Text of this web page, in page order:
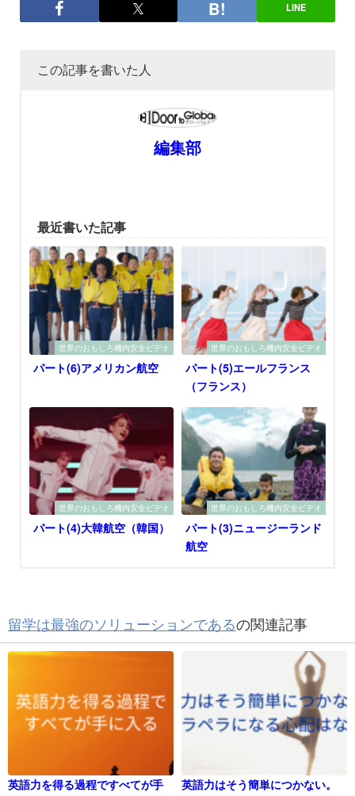
LINE
この記事を書いた人
編集部
最近書いた記事
世界のおもしろ機内安全ビデオ
パート(6)アメリカン航空
世界のおもしろ機内安全ビデオ
パート(5)エールフランス
（フランス）
世界のおもしろ機内安全ビデオ
パート(4)大韓航空（韓国）
世界のおもしろ機内安全ビデオ
パート(3)ニュージーランド
航空
留学は最強のソリューションであるの関連記事
英語力を得る過程ですべてが手
英語力はそう簡単につかない。